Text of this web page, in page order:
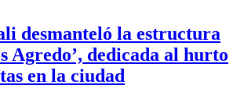
desmanteló la estructura
Agredo’, dedicada al hurto
en la ciudad